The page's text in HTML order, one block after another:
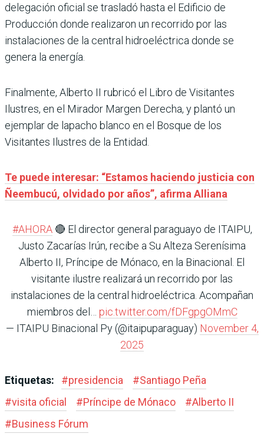
delegación oficial se trasladó hasta el Edificio de
Producción donde realizaron un recorrido por las
instalaciones de la central hidroeléctrica donde se
genera la energía.
Finalmente, Alberto II rubricó el Libro de Visitantes
Ilustres, en el Mirador Margen Derecha, y plantó un
ejemplar de lapacho blanco en el Bosque de los
Visitantes Ilustres de la Entidad.
Te puede interesar: “Estamos haciendo justicia con
Ñeembucú, olvidado por años”, afirma Alliana
#AHORA🔴 El director general paraguayo de ITAIPU,
Justo Zacarías Irún, recibe a Su Alteza Serenísima
Alberto II, Príncipe de Mónaco, en la Binacional. El
visitante ilustre realizará un recorrido por las
instalaciones de la central hidroeléctrica. Acompañan
miembros del… pic.twitter.com/fDFgpgOMmC
— ITAIPU Binacional Py (@itaipuparaguay) November 4,
2025
Etiquetas: #presidencia #Santiago Peña
#visita oficial #Príncipe de Mónaco #Alberto II
#Business Fórum